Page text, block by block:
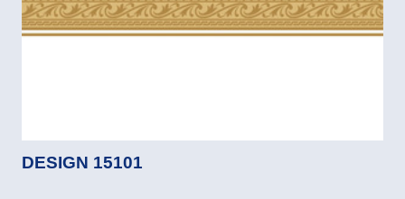
DESIGN 15101